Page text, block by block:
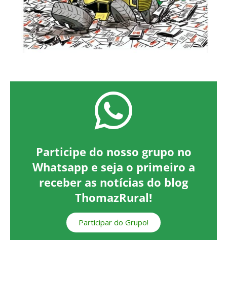
Participe do nosso grupo no
Whatsapp e seja o primeiro a
receber as notícias do blog
ThomazRural!
Participar do Grupo!